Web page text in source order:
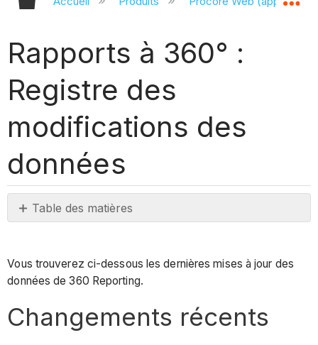
Rapports à 360° :
Registre des
modifications des
données
Table des matières
Rapport
360
Publication
Vous trouverez ci-dessous les dernières mises à jour des
données de 360 Reporting.
Changements récents